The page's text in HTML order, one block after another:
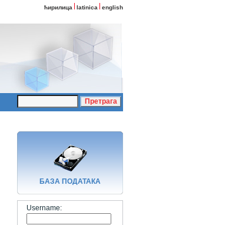
ћирилица latinica english
БАЗA ПОДАТАКА
Username: